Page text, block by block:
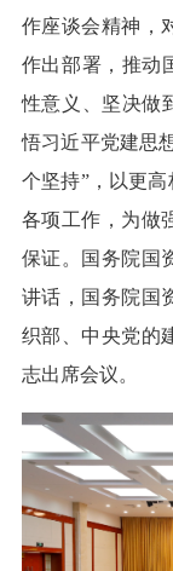
作座谈会精神，
作出部署，推动
性意义、坚决做
悟习近平党建思
个坚持”，以更
各项工作，为做
保证。国务院国
讲话，国务院国
织部、中央党的
志出席会议。